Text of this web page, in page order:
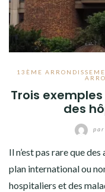
13ÈME
Trois
des
par
Il n’est pas rare que
plan international ou
hospitaliers et des